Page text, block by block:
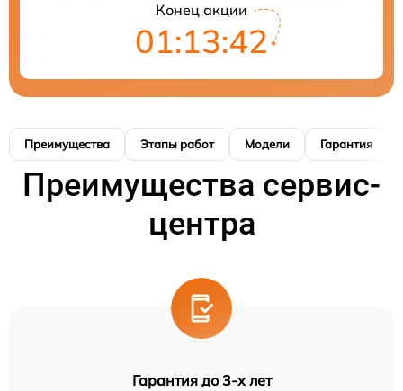
Конец акции
01:13:41
Преимущества Этапы работ Модели Гарантия
Преимущества сервис-
центра
Гарантия до 3-х лет